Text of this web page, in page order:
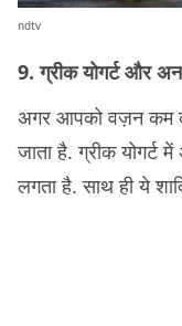
ndtv
9. ग्रीक योगर्ट और
अगर आपको वज़न कम
जाता है. ग्रीक योगर्ट
लगता है. साथ ही ये